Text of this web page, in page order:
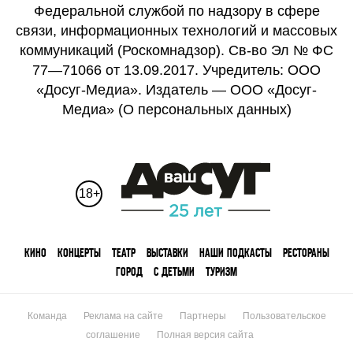
Федеральной службой по надзору в сфере
связи, информационных технологий и массовых
коммуникаций (Роскомнадзор). Св-во Эл № ФС
77—71066 от 13.09.2017. Учредитель: ООО
«Досуг-Медиа». Издатель — ООО «Досуг-
Медиа» (О персональных данных)
18+
КИНО КОНЦЕРТЫ ТЕАТР ВЫСТАВКИ НАШИ ПОДКАСТЫ
РЕСТОРАНЫ
ГОРОД
С ДЕТЬМИ ТУРИЗМ
Команда Реклама на сайте Партнеры
Пользовательское
соглашение
Полная версия сайта